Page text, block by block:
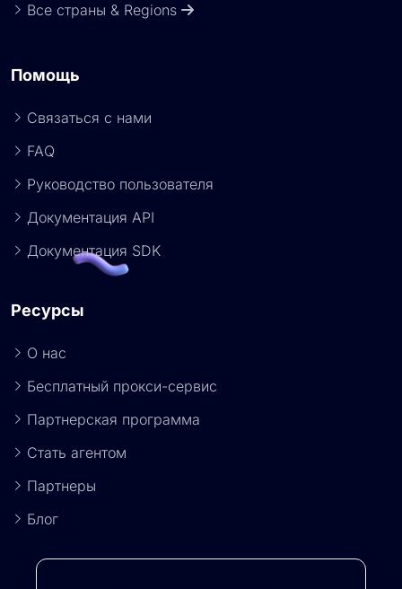
Все страны & Regions
Помощь
Связаться с нами
FAQ
Руководство пользователя
Документация API
Документация SDK
Ресурсы
О нас
Бесплатный прокси-сервис
Партнерская программа
Стать агентом
Партнеры
Блог